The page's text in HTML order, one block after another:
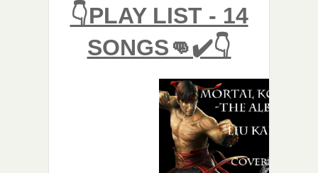
👇PLAY LIST - 14
SONGS👊✔️👇